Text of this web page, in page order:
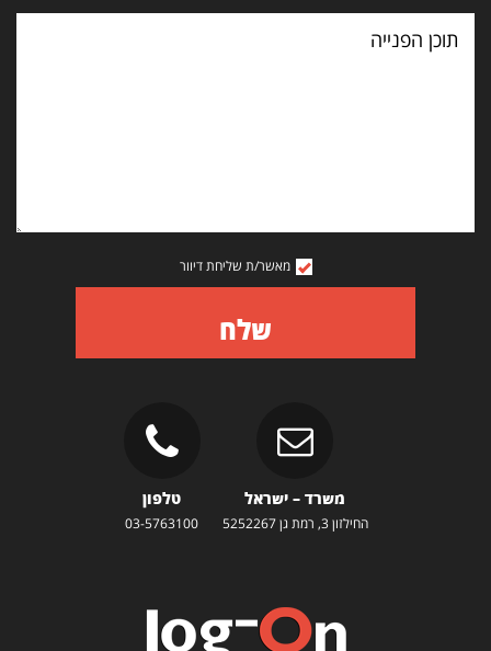
תוכן
הפנייה
מאשר/ת שליחת דיוור
שלח
משרד – ישראל
החילזון 3, רמת גן 5252267
טלפון
03-5763100